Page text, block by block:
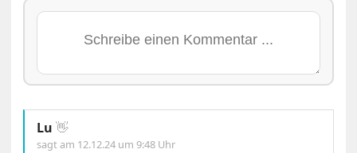
Lu 👋
sagt am 12.12.24 um 9:48 Uhr